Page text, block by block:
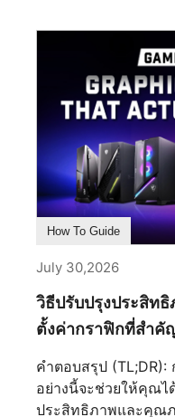
How To Guide
July 30,2026
วิธีปรับปรุงประสิท
ตั้งค่ากราฟิกที่สำคั
คำตอบสรุป (TL;DR):
อย่างนี้จะช่วยให้คุณไ
ประสิทธิภาพและคุณ